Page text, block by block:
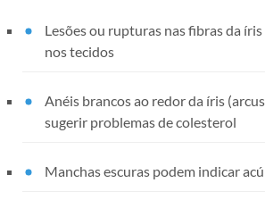
Lesões ou rupturas nas fibras da
nos tecidos
Anéis brancos ao redor da íris
sugerir problemas de colesterol
Manchas escuras podem indicar